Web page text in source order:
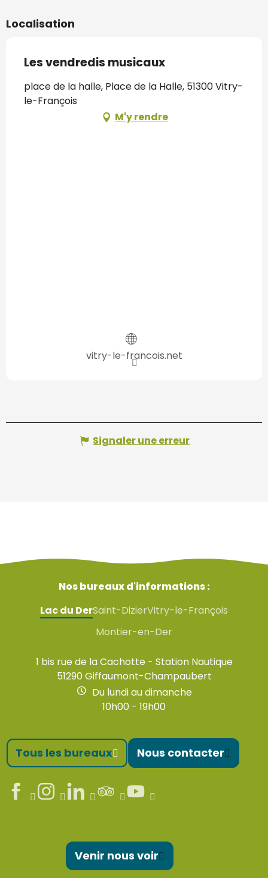
Localisation
Les vendredis musicaux
place de la halle, Place de la Halle, 51300 Vitry-
le-François
M'y rendre
vitry-le-francois.net
Signaler une erreur
Nos bureaux d'informations :
Lac du DerSaint-DizierVitry-le-François
Montier-en-Der
1 bis rue de la Cachotte - Station Nautique
51290 Giffaumont-Champaubert
Du lundi au dimanche
10h00 - 19h00
Tous les bureaux Nous contacter
Venir nous voir